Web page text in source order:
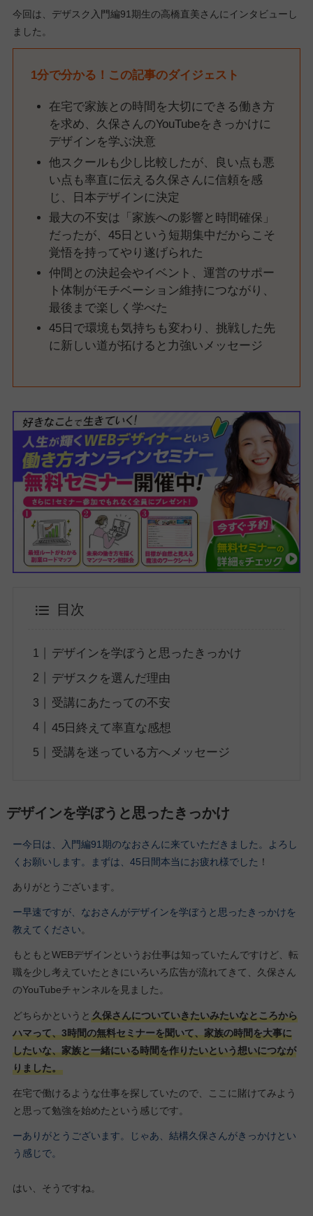
今回は、デザスク入門編91期生の高橋直美さんにインタビューし
ました。
1分で分かる！この記事のダイジェスト
在宅で家族との時間を大切にできる働き方
を求め、久保さんのYouTubeをきっかけに
デザインを学ぶ決意
他スクールも少し比較したが、良い点も悪
い点も率直に伝える久保さんに信頼を感
じ、日本デザインに決定
最大の不安は「家族への影響と時間確保」
だったが、45日という短期集中だからこそ
覚悟を持ってやり遂げられた
仲間との決起会やイベント、運営のサポー
ト体制がモチベーション維持につながり、
最後まで楽しく学べた
45日で環境も気持ちも変わり、挑戦した先
に新しい道が拓けると力強いメッセージ
目次
デザインを学ぼうと思ったきっかけ
デザスクを選んだ理由
受講にあたっての不安
45日終えて率直な感想
受講を迷っている方へメッセージ
デザインを学ぼうと思ったきっかけ
ー今日は、入門編91期のなおさんに来ていただきました。よろし
くお願いします。
まずは、45日間本当にお疲れ様でした ！
ありがとうございます。
ー早速ですが、なおさんがデザインを学ぼうと思ったきっかけを
教えてください。
もともとWEBデザインというお仕事は知っていたんですけど、転
職を少し考えていたときにいろいろ広告が流れてきて、久保さん
のYouTubeチャンネルを見ました。
どちらかというと 久保さんについていきたいみたいなところから
ハマって、3時間の無料セミナーを聞いて、家族の時間を大事に
したいな、家族と一緒にいる時間を作りたいという想いにつなが
りました。
在宅で働けるような仕事を探していたので、ここに賭けてみよう
と思って勉強を始めたという感じです。
ーありがとうございます。じゃあ、結構久保さんがきっかけとい
う感じで。
はい、そうですね。